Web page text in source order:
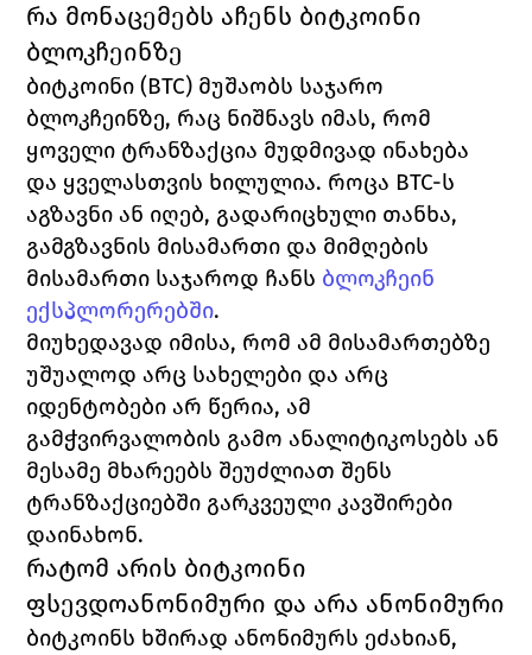
რა მონაცემებს აჩენს ბიტკოინი
ბლოკჩეინზე
ბიტკოინი (BTC) მუშაობს საჯარო
ბლოკჩეინზე, რაც ნიშნავს იმას, რომ
ყოველი ტრანზაქცია მუდმივად ინახება
და ყველასთვის ხილულია. როცა BTC-ს
აგზავნი ან იღებ, გადარიცხული თანხა,
გამგზავნის მისამართი და მიმღების
მისამართი საჯაროდ ჩანს ბლოკჩეინ
ექსპლორერებში.
მიუხედავად იმისა, რომ ამ მისამართებზე
უშუალოდ არც სახელები და არც
იდენტობები არ წერია, ამ
გამჭვირვალობის გამო ანალიტიკოსებს ან
მესამე მხარეებს შეუძლიათ შენს
ტრანზაქციებში გარკვეული კავშირები
დაინახონ.
რატომ არის ბიტკოინი
ფსევდოანონიმური და არა ანონიმური
ბიტკოინს ხშირად ანონიმურს ეძახიან,